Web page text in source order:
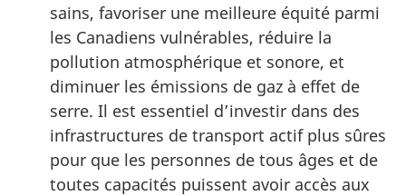
sains, favoriser une meilleure équité parmi
les Canadiens vulnérables, réduire la
pollution atmosphérique et sonore, et
diminuer les émissions de gaz à effet de
serre. Il est essentiel d’investir dans des
infrastructures de transport actif plus sûres
pour que les personnes de tous âges et de
toutes capacités puissent avoir accès aux